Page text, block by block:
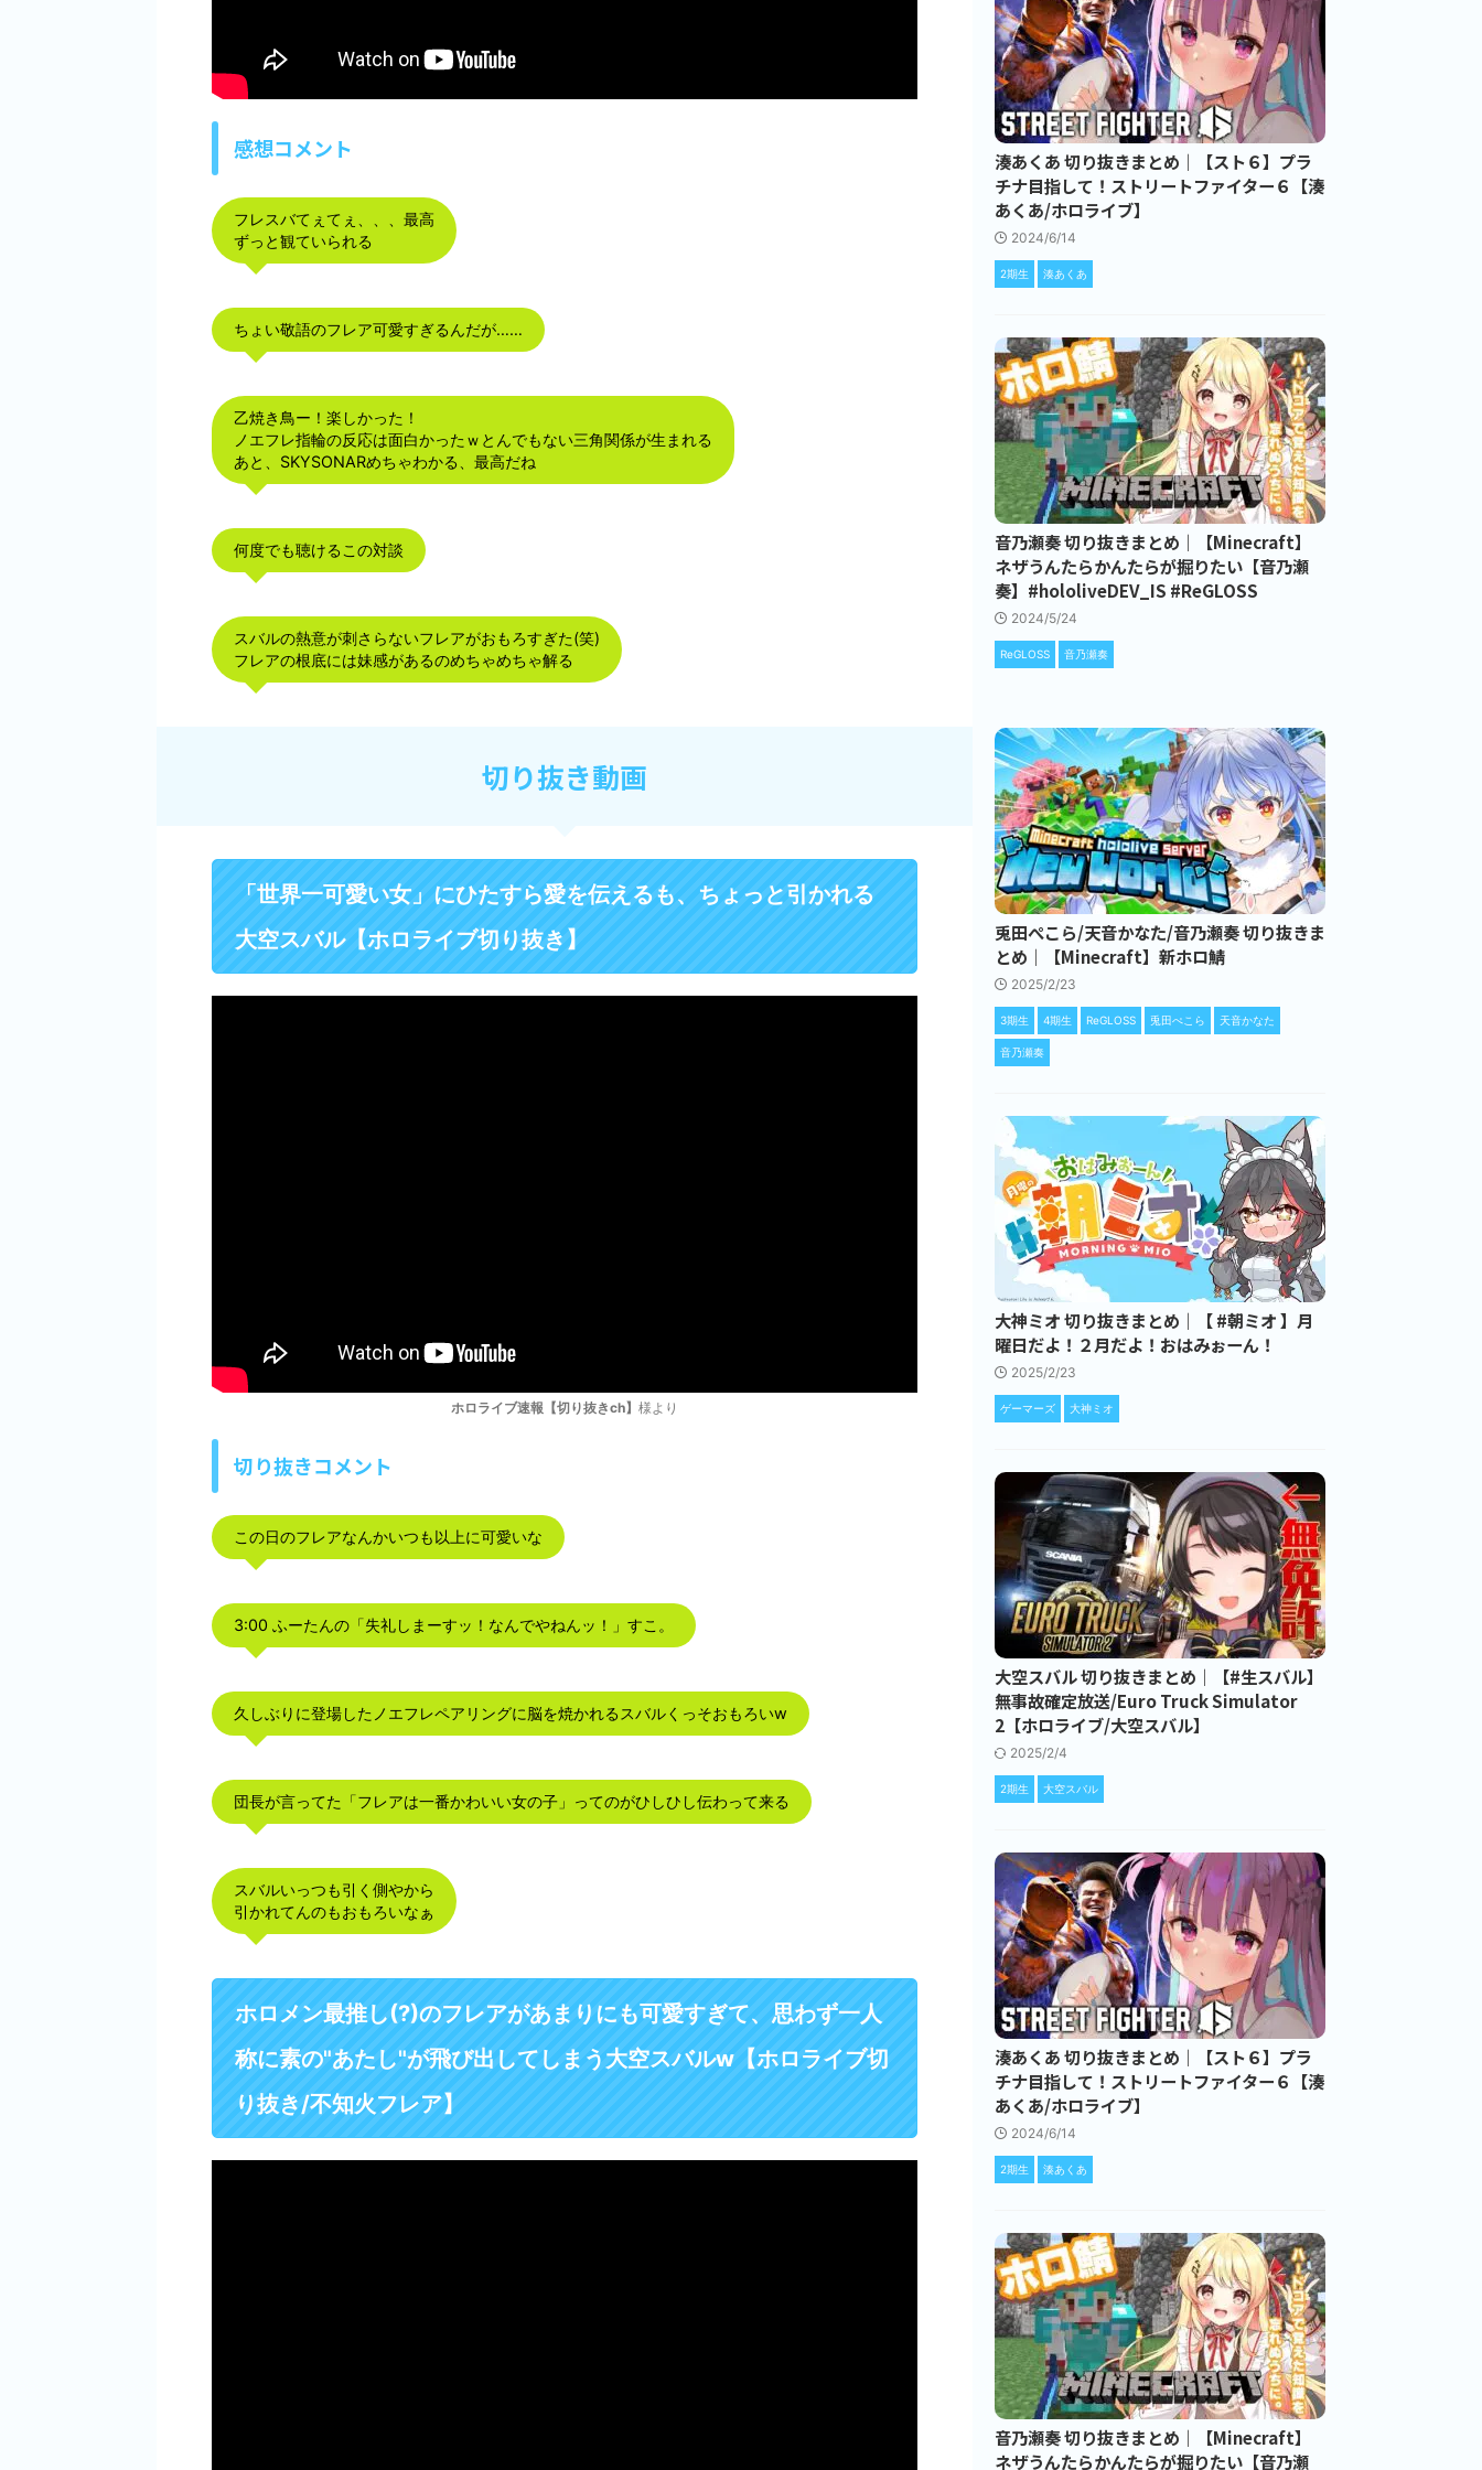
感想コメント
フレスバてぇてぇ、、、最高
ずっと観ていられる
ちょい敬語のフレア可愛すぎるんだが……
乙焼き鳥ー！楽しかった！
ノエフレ指輪の反応は面白かったｗとんでもない三角関係が生まれる
あと、SKYSONARめちゃわかる、最高だね
何度でも聴けるこの対談
スバルの熱意が刺さらないフレアがおもろすぎた(笑)
フレアの根底には妹感があるのめちゃめちゃ解る
切り抜き動画
「世界一可愛い女」にひたすら愛を伝えるも、ちょっと引かれる
大空スバル【ホロライブ切り抜き】
ホロライブ速報【切り抜きch】 様より
切り抜きコメント
この日のフレアなんかいつも以上に可愛いな
3:00 ふーたんの「失礼しまーすッ！なんでやねんッ！」すこ。
久しぶりに登場したノエフレペアリングに脳を焼かれるスバルくっそおもろいw
団長が言ってた「フレアは一番かわいい女の子」ってのがひしひし伝わって来る
スバルいっつも引く側やから
引かれてんのもおもろいなぁ
ホロメン最推し(?)のフレアがあまりにも可愛すぎて、思わず一人
称に素の"あたし"が飛び出してしまう大空スバルw【ホロライブ切
り抜き/不知火フレア】
湊あくあ 切り抜きまとめ｜【スト６】プラ
チナ目指して！ストリートファイター６【湊
あくあ/ホロライブ】
2024/6/14
2期生 湊あくあ
音乃瀬奏 切り抜きまとめ｜【Minecraft】
ネザうんたらかんたらが掘りたい【音乃瀬
奏】#hololiveDEV_IS #ReGLOSS
2024/5/24
ReGLOSS 音乃瀬奏
兎田ぺこら/天音かなた/音乃瀬奏 切り抜きま
とめ｜【Minecraft】新ホロ鯖
2025/2/23
3期生 4期生 ReGLOSS 兎田ぺこら 天音かなた
音乃瀬奏
大神ミオ 切り抜きまとめ｜【 #朝ミオ 】月
曜日だよ！２月だよ！おはみぉーん！
2025/2/23
ゲーマーズ 大神ミオ
大空スバル 切り抜きまとめ｜【#生スバル】
無事故確定放送/Euro Truck Simulator
2【ホロライブ/大空スバル】
2025/2/4
2期生 大空スバル
湊あくあ 切り抜きまとめ｜【スト６】プラ
チナ目指して！ストリートファイター６【湊
あくあ/ホロライブ】
2024/6/14
2期生 湊あくあ
音乃瀬奏 切り抜きまとめ｜【Minecraft】
ネザうんたらかんたらが掘りたい【音乃瀬